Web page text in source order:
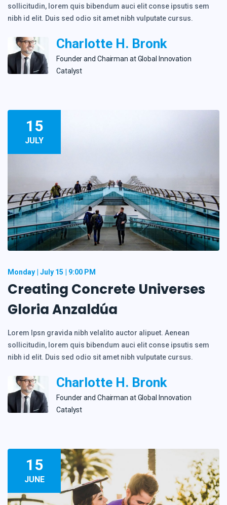
sollicitudin, lorem quis bibendum auci elit conse ipsutis sem
nibh id elit. Duis sed odio sit amet nibh vulputate cursus.
Charlotte H. Bronk
Founder and Сhairman at Global Innovation
Catalyst
15
JULY
Monday July 15 9:00 PM
Creating Concrete Universes
Gloria Anzaldúa
Lorem Ipsn gravida nibh velalito auctor alipuet. Aenean
sollicitudin, lorem quis bibendum auci elit conse ipsutis sem
nibh id elit. Duis sed odio sit amet nibh vulputate cursus.
Charlotte H. Bronk
Founder and Сhairman at Global Innovation
Catalyst
15
JUNE